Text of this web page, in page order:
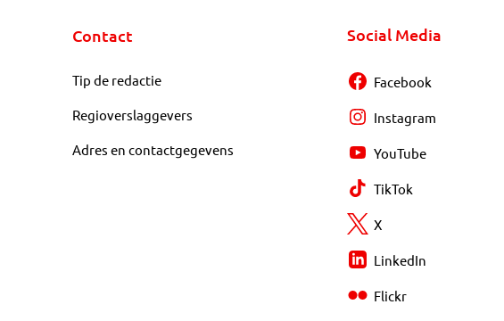
Contact
Tip de redactie
Regioverslaggevers
Adres en contactgegevens
Social Media
Facebook
Instagram
YouTube
TikTok
X
LinkedIn
Flickr